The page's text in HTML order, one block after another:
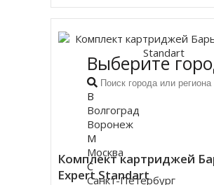
Комплект картриджей
Expert Standart
Выберите
В
Волгоград
Воронеж
М
Москва
С
Санкт-Петербург